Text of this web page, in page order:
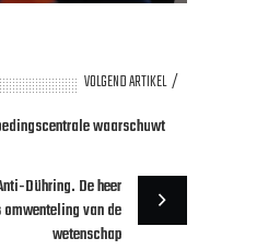
VOLGEND ARTIKEL
waarschuwt
Dühring. De heer
omwenteling van de
wetenschap